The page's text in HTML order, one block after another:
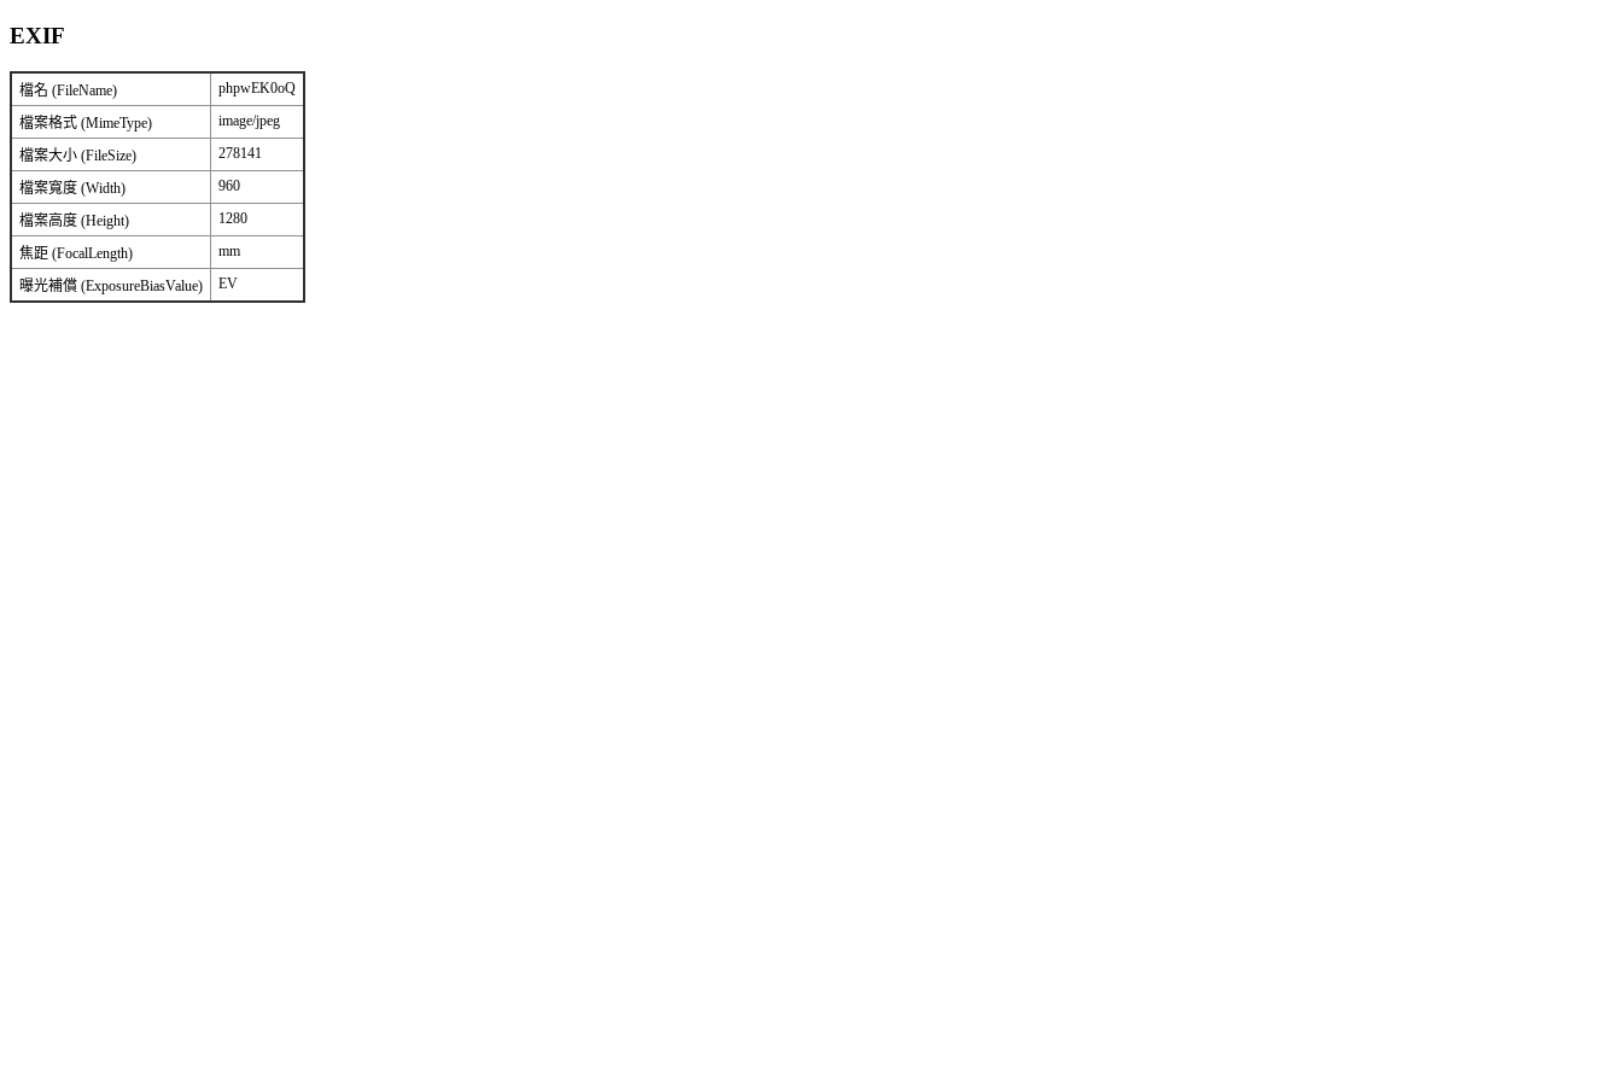
EXIF
檔名 (FileName) phpwEK0oQ
檔案格式 (MimeType) image/jpeg
檔案大小 (FileSize) 278141
檔案寬度 (Width) 960
檔案高度 (Height) 1280
焦距 (FocalLength) mm
曝光補償 (ExposureBiasValue) EV